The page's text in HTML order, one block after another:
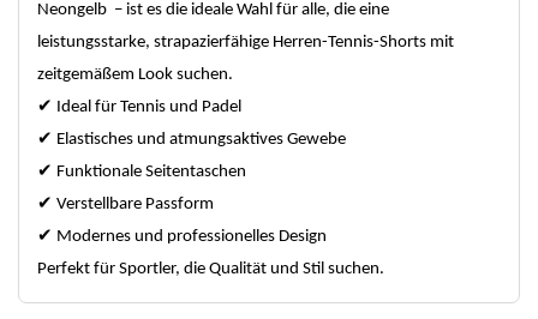
Neongelb – ist es die ideale Wahl für alle, die eine
leistungsstarke, strapazierfähige Herren-Tennis-Shorts mit
zeitgemäßem Look suchen.
✔ Ideal für Tennis und Padel
✔ Elastisches und atmungsaktives Gewebe
✔ Funktionale Seitentaschen
✔ Verstellbare Passform
✔ Modernes und professionelles Design
Perfekt für Sportler, die Qualität und Stil suchen.